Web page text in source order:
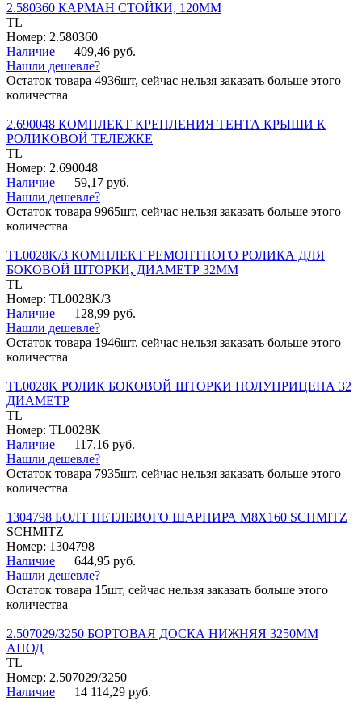
2.580360 КАРМАН СТОЙКИ, 120ММ
TL
Номер: 2.580360
Наличие
409,46 руб.
Нашли дешевле?
Остаток товара 4936шт, сейчас нельзя заказать больше этого
количества
2.690048 КОМПЛЕКТ КРЕПЛЕНИЯ ТЕНТА КРЫШИ К
РОЛИКОВОЙ ТЕЛЕЖКЕ
TL
Номер: 2.690048
Наличие
59,17 руб.
Нашли дешевле?
Остаток товара 9965шт, сейчас нельзя заказать больше этого
количества
TL0028K/3 КОМПЛЕКТ РЕМОНТНОГО РОЛИКА ДЛЯ
БОКОВОЙ ШТОРКИ, ДИАМЕТР 32ММ
TL
Номер: TL0028K/3
Наличие
128,99 руб.
Нашли дешевле?
Остаток товара 1946шт, сейчас нельзя заказать больше этого
количества
TL0028K РОЛИК БОКОВОЙ ШТОРКИ ПОЛУПРИЦЕПА 32
ДИАМЕТР
TL
Номер: TL0028K
Наличие
117,16 руб.
Нашли дешевле?
Остаток товара 7935шт, сейчас нельзя заказать больше этого
количества
1304798 БОЛТ ПЕТЛЕВОГО ШАРНИРА М8Х160 SCHMITZ
SCHMITZ
Номер: 1304798
Наличие
644,95 руб.
Нашли дешевле?
Остаток товара 15шт, сейчас нельзя заказать больше этого
количества
2.507029/3250 БОРТОВАЯ ДОСКА НИЖНЯЯ 3250ММ
АНОД
TL
Номер: 2.507029/3250
Наличие
14 114,29 руб.